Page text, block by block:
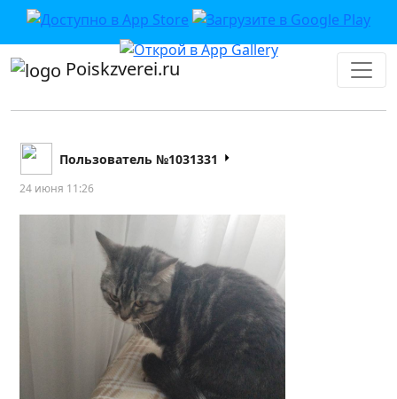
Poiskzverei.ru
Пользователь №1031331
24 июня 11:26